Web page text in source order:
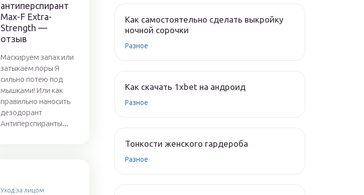
антиперспирант
Max-F Extra-
Strength —
отзыв
Маскируем запах или
затыкаем поры Я
сильно потею под
мышками! Или как
правильно наносить
дезодорант
Антиперспиранты...
Уход за лицом
Как самостоятельно сделать выкройку
ночной сорочки
Разное
Как скачать 1xbet на андроид
Разное
Тонкости женского гардероба
Разное